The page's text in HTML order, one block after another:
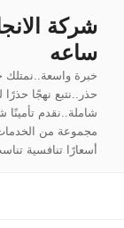
المحتوىساعه
خبرة واسعة..نمتلك
حذر..نتبع نهجًا
شاملة..نقدم
مجموعة من الخدمات
أسعارًا تنافسية